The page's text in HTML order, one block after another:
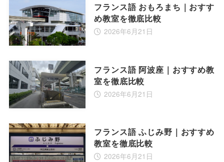
フランス語 おもろまち｜おすす
め教室を徹底比較
2026年6月21日
フランス語 阿波座｜おすすめ教
室を徹底比較
2026年6月21日
フランス語 ふじみ野｜おすすめ
教室を徹底比較
2026年6月21日